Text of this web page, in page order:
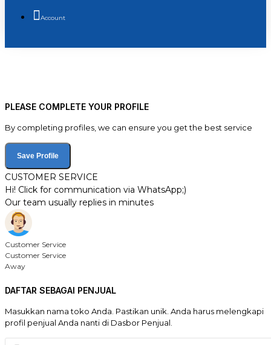
Account
PLEASE COMPLETE YOUR PROFILE
By completing profiles, we can ensure you get the best service
Save Profile
CUSTOMER SERVICE
Hi! Click for communication via WhatsApp;)
Our team usually replies in minutes
Customer Service
Customer Service
Away
DAFTAR SEBAGAI PENJUAL
Masukkan nama toko Anda. Pastikan unik. Anda harus melengkapi
profil penjual Anda nanti di Dasbor Penjual.